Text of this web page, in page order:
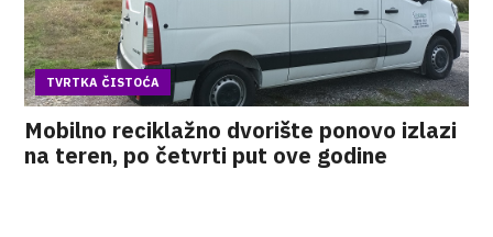
TVRTKA ČISTOĆA
Mobilno reciklažno dvorište ponovo izlazi
na teren, po četvrti put ove godine